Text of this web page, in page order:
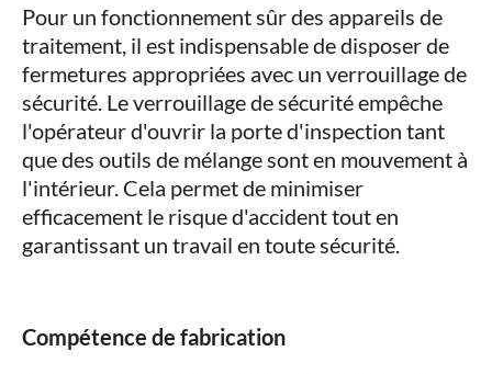
Pour un fonctionnement sûr des appareils de
traitement, il est indispensable de disposer de
fermetures appropriées avec un verrouillage de
sécurité. Le verrouillage de sécurité empêche
l'opérateur d'ouvrir la porte d'inspection tant
que des outils de mélange sont en mouvement à
l'intérieur. Cela permet de minimiser
efficacement le risque d'accident tout en
garantissant un travail en toute sécurité.
Compétence de fabrication